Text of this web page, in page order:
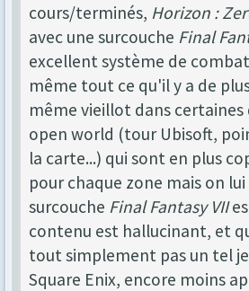
cours/terminés, Horizon :
avec une surcouche Final
excellent système de
même tout ce qu'il y a de
même vieillot dans certaines
open world (tour Ubisoft,
la carte...) qui sont en plus
pour chaque zone mais on
surcouche Final Fantasy VII
contenu est hallucinant, et
tout simplement pas un tel
Square Enix, encore moins